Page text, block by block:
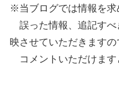
※当ブログでは情報を求
誤った情報、追記すべ
映させていただきますの
コメントいただけます